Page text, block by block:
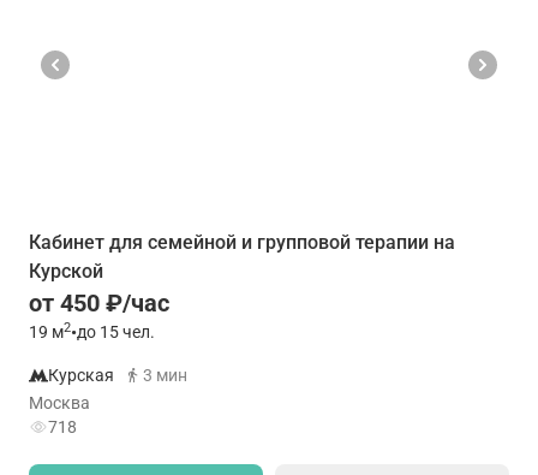
Кабинет для семейной и групповой терапии на
Курской
от 450 ₽/час
19 м2•до 15 чел.
Курская
3 мин
Москва
718